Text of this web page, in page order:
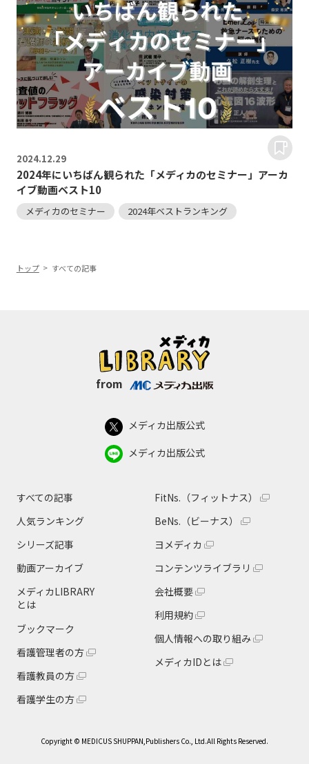
2024.12.29
2024年にいちばん観られた「メディカのセミナー」アーカ
イブ動画ベスト10
メディカのセミナー 2024年ベストランキング
トップ すべての記事
from
メディカ出版公式
メディカ出版公式
すべての記事
人気ランキング
シリーズ記事
動画アーカイブ
メディカLIBRARY
とは
ブックマーク
看護管理者の方
看護教員の方
看護学生の方
FitNs.（フィットナス）
BeNs.（ビーナス）
ヨメディカ
コンテンツライブラリ
会社概要
利用規約
個人情報への取り組み
メディカIDとは
Copyright © MEDICUS SHUPPAN,Publishers Co., Ltd.All Rights Reserved.